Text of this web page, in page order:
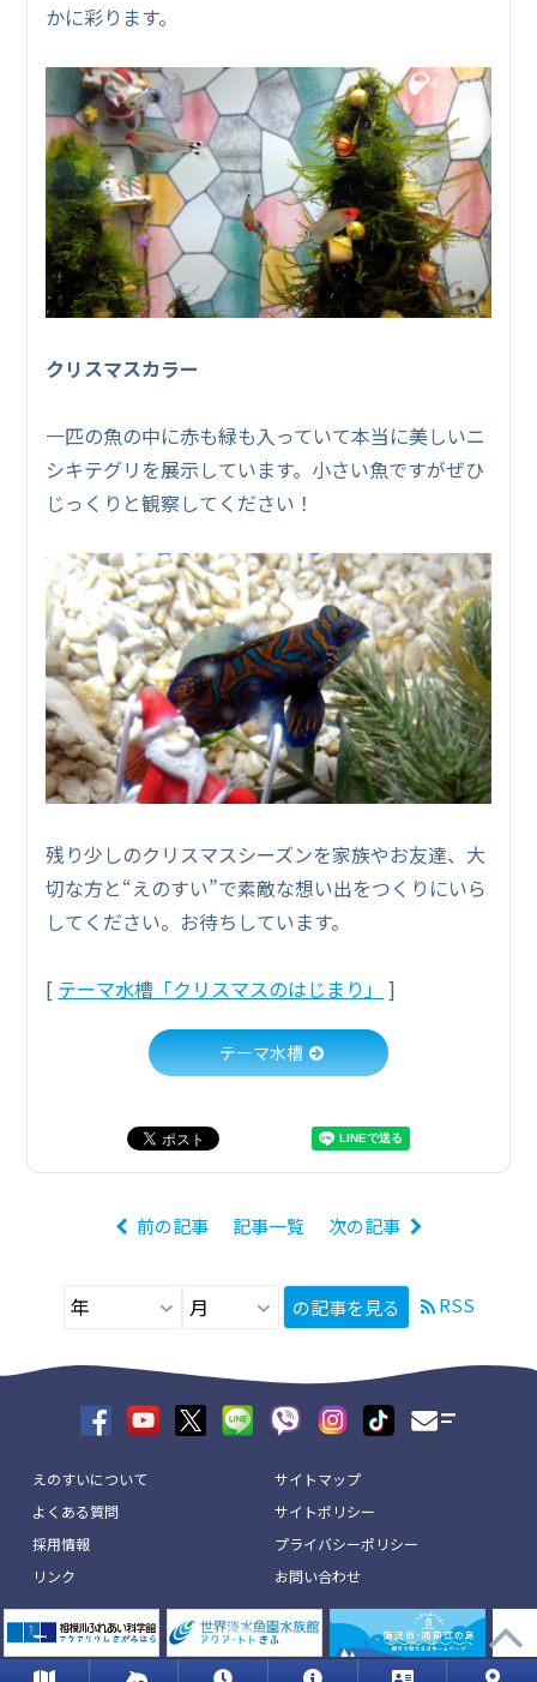
かに彩ります。
クリスマスカラー
一匹の魚の中に赤も緑も入っていて本当に美しいニ
シキテグリを展示しています。小さい魚ですがぜひ
じっくりと観察してください！
残り少しのクリスマスシーズンを家族やお友達、大
切な方と“えのすい”で素敵な想い出をつくりにいら
してください。お待ちしています。
[ テーマ水槽「クリスマスのはじまり」 ]
テーマ水槽
前の記事 記事一覧 次の記事
の記事を見る RSS
えのすいについて
よくある質問
採用情報
リンク
サイトマップ
サイトポリシー
プライバシーポリシー
お問い合わせ